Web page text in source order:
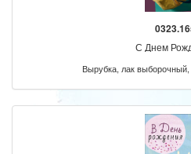
С Днем
Вырубка, лак